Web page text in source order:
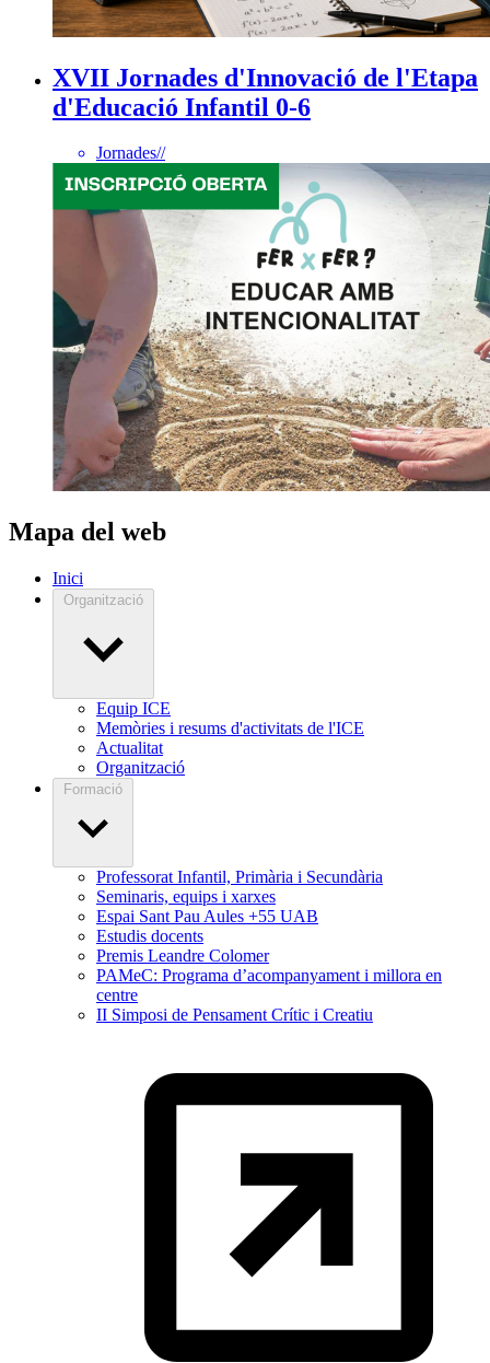
XVII Jornades d'Innovació de l'Etapa
d'Educació Infantil 0-6
Jornades//
Mapa del web
Inici
Organització
Equip ICE
Memòries i resums d'activitats de l'ICE
Actualitat
Organització
Formació
Professorat Infantil, Primària i Secundària
Seminaris, equips i xarxes
Espai Sant Pau Aules +55 UAB
Estudis docents
Premis Leandre Colomer
PAMeC: Programa d’acompanyament i millora en
centre
II Simposi de Pensament Crític i Creatiu